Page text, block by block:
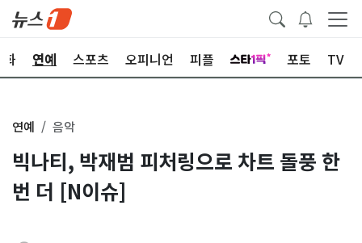
화 연예 스포츠 오피니언 피플 포토 TV
연예 음악
빅나티, 박재범 피처링으로 차트 돌풍 한
번 더 [N이슈]